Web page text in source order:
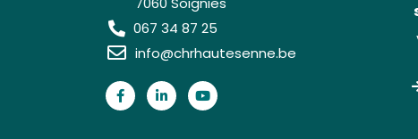
067 34 87 25
info@chrhautesenne.be